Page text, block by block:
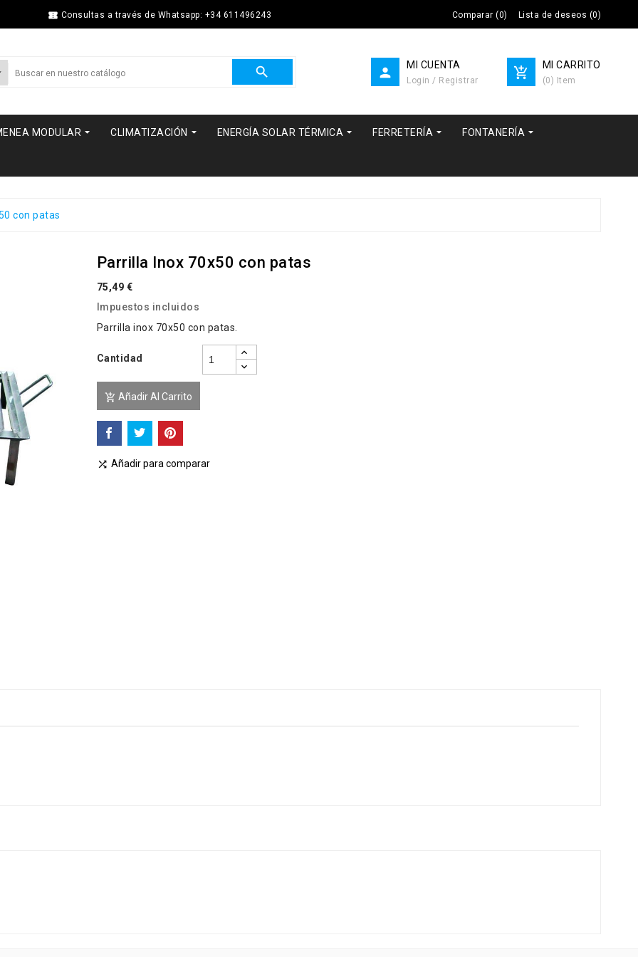
 Consultas a través de Whatsapp: +34 611496243 Comparar (0) Lista de deseos (0)
 
MI CUENTA
Login / Registrar 
MI CARRITO
(0) Item
MODULAR  CLIMATIZACIÓN  ENERGÍA SOLAR TÉRMICA  FERRETERÍA  FONTANERÍA 
con patas
Parrilla Inox 70x50 con patas
75,49 €
Impuestos incluidos
Parrilla inox 70x50 con patas.
Cantidad
 Añadir Al Carrito
 Añadir para comparar